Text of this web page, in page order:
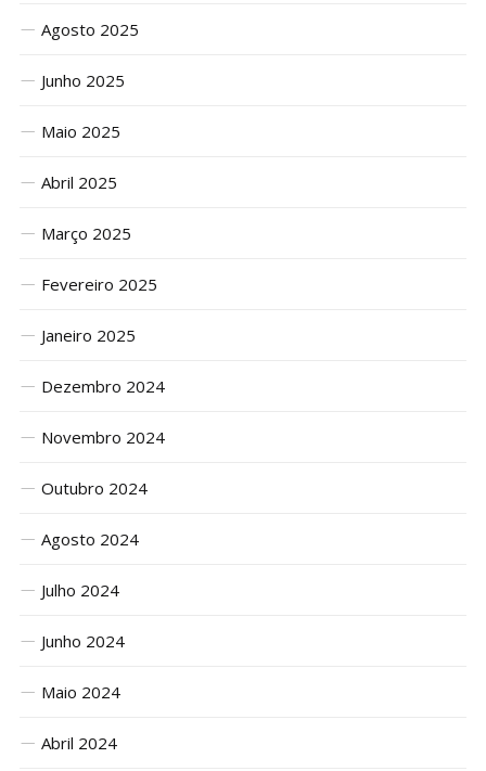
Agosto 2025
Junho 2025
Maio 2025
Abril 2025
Março 2025
Fevereiro 2025
Janeiro 2025
Dezembro 2024
Novembro 2024
Outubro 2024
Agosto 2024
Julho 2024
Junho 2024
Maio 2024
Abril 2024